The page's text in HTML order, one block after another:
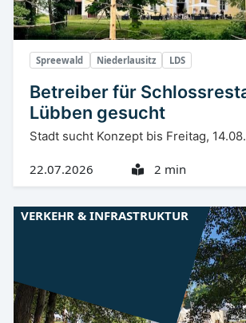
Spreewald Niederlausitz LDS
Betreiber für
Lübben gesucht
Stadt sucht Konzept bis Freitag,
22.07.2026 2 min
VERKEHR & INFRASTRUKTUR